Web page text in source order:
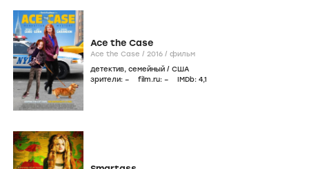
Ace the Case
Ace the Case / 2016 / фильм
детектив, семейный / США
зрители: – film.ru: – IMDb: 4,1